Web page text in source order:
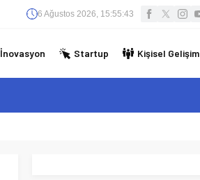
6 Ağustos 2026, 15:55:44
İnovasyon Startup Kişisel Gelişim